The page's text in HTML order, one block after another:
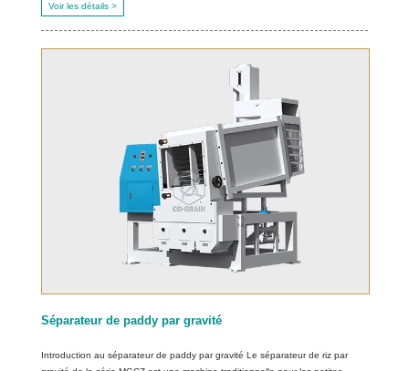
Voir les détails >
Séparateur de paddy par gravité
Introduction au séparateur de paddy par gravité Le séparateur de riz par